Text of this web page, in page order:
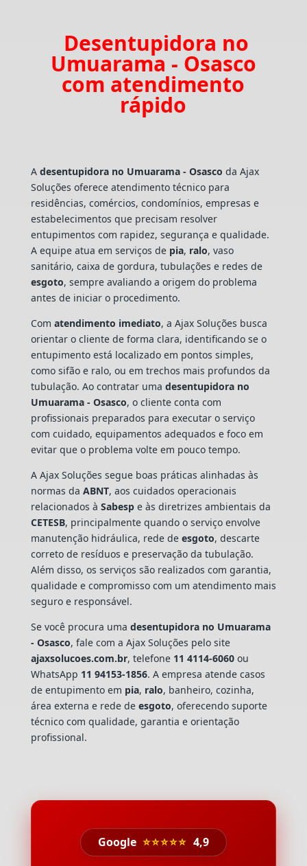
Desentupidora no
Umuarama - Osasco
com atendimento
rápido
A desentupidora no Umuarama - Osasco da Ajax
Soluções oferece atendimento técnico para
residências, comércios, condomínios, empresas e
estabelecimentos que precisam resolver
entupimentos com rapidez, segurança e qualidade.
A equipe atua em serviços de pia, ralo, vaso
sanitário, caixa de gordura, tubulações e redes de
esgoto, sempre avaliando a origem do problema
antes de iniciar o procedimento.
Com atendimento imediato, a Ajax Soluções busca
orientar o cliente de forma clara, identificando se o
entupimento está localizado em pontos simples,
como sifão e ralo, ou em trechos mais profundos da
tubulação. Ao contratar uma desentupidora no
Umuarama - Osasco, o cliente conta com
profissionais preparados para executar o serviço
com cuidado, equipamentos adequados e foco em
evitar que o problema volte em pouco tempo.
A Ajax Soluções segue boas práticas alinhadas às
normas da ABNT, aos cuidados operacionais
relacionados à Sabespe às diretrizes ambientais da
CETESB, principalmente quando o serviço envolve
manutenção hidráulica, rede de esgoto, descarte
correto de resíduos e preservação da tubulação.
Além disso, os serviços são realizados com garantia,
qualidade e compromisso com um atendimento mais
seguro e responsável.
Se você procura uma desentupidora no Umuarama
- Osasco, fale com a Ajax Soluções pelo site
ajaxsolucoes.com.br, telefone 11 4114-6060ou
WhatsApp 11 94153-1856. A empresa atende casos
de entupimento em pia, ralo, banheiro, cozinha,
área externa e rede de esgoto, oferecendo suporte
técnico com qualidade, garantia e orientação
profissional.
Google ⭐⭐⭐⭐⭐ 4,9